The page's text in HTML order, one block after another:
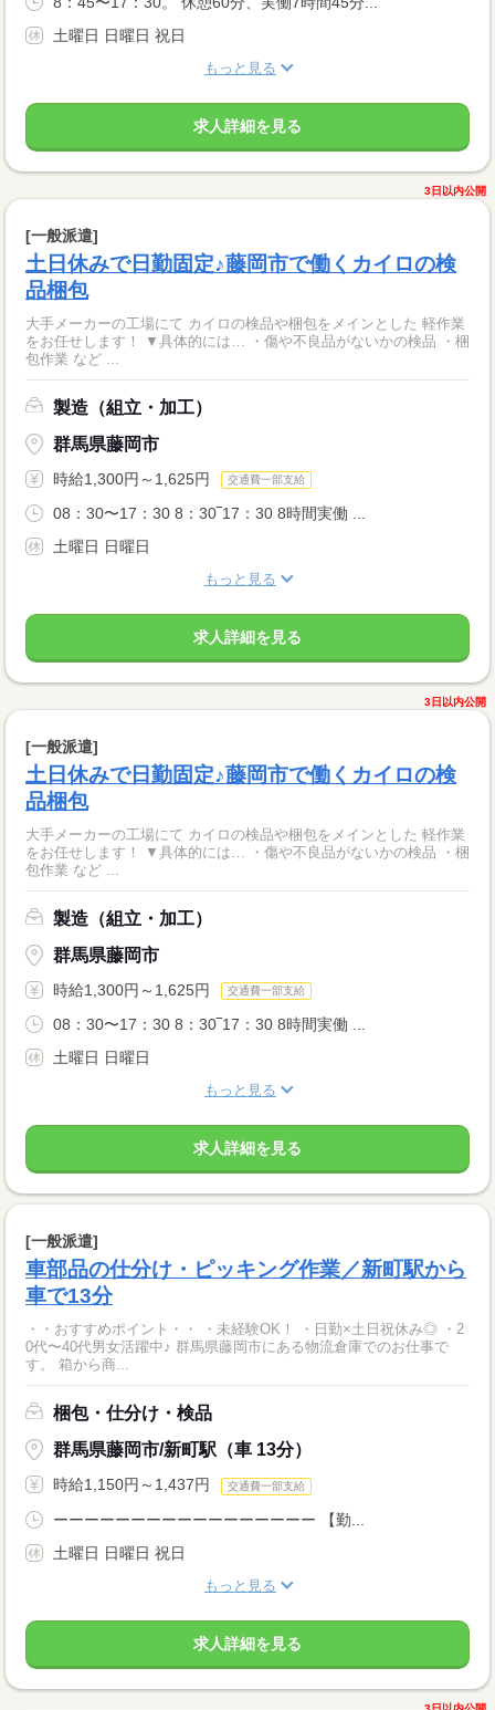
土曜日 日曜日 祝日
もっと見る
求人詳細を見る
3日以内公開
[一般派遣]
土日休みで日勤固定♪藤岡市で働くカイロの検
品梱包
大手メーカーの工場にて カイロの検品や梱包をメインとした 軽作業
をお任せします！ ▼具体的には… ・傷や不良品がないかの検品 ・梱
製造（組立・加工）
群馬県藤岡市
時給1,300円～1,625円 交通費一部支給
08：30〜17：30 8：30‾17：30 8時間実働 ...
土曜日 日曜日
もっと見る
求人詳細を見る
3日以内公開
[一般派遣]
土日休みで日勤固定♪藤岡市で働くカイロの検
品梱包
大手メーカーの工場にて カイロの検品や梱包をメインとした 軽作業
をお任せします！ ▼具体的には… ・傷や不良品がないかの検品 ・梱
包作業 など ...
製造（組立・加工）
群馬県藤岡市
時給1,300円～1,625円 交通費一部支給
08：30〜17：30 8：30‾17：30 8時間実働 ...
土曜日 日曜日
もっと見る
求人詳細を見る
[一般派遣]
車部品の仕分け・ピッキング作業／新町駅から
車で13分
・・おすすめポイント・・ ・未経験OK！ ・日勤×土日祝休み◎ ・2
0代〜40代男女活躍中♪ 群馬県藤岡市にある物流倉庫でのお仕事で
す。 箱から商...
梱包・仕分け・検品
群馬県藤岡市/新町駅（車 13分）
時給1,150円～1,437円 交通費一部支給
ーーーーーーーーーーーーーーーーー 【勤...
土曜日 日曜日 祝日
もっと見る
求人詳細を見る